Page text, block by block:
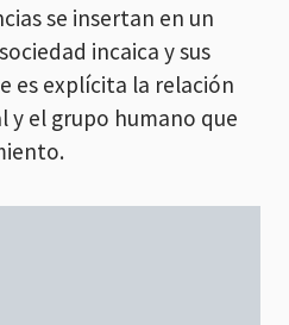
se insertan en un
incaica y sus
es explícita la relación
y el grupo humano que